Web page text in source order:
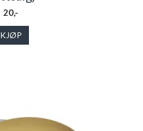
20,-
KJØP